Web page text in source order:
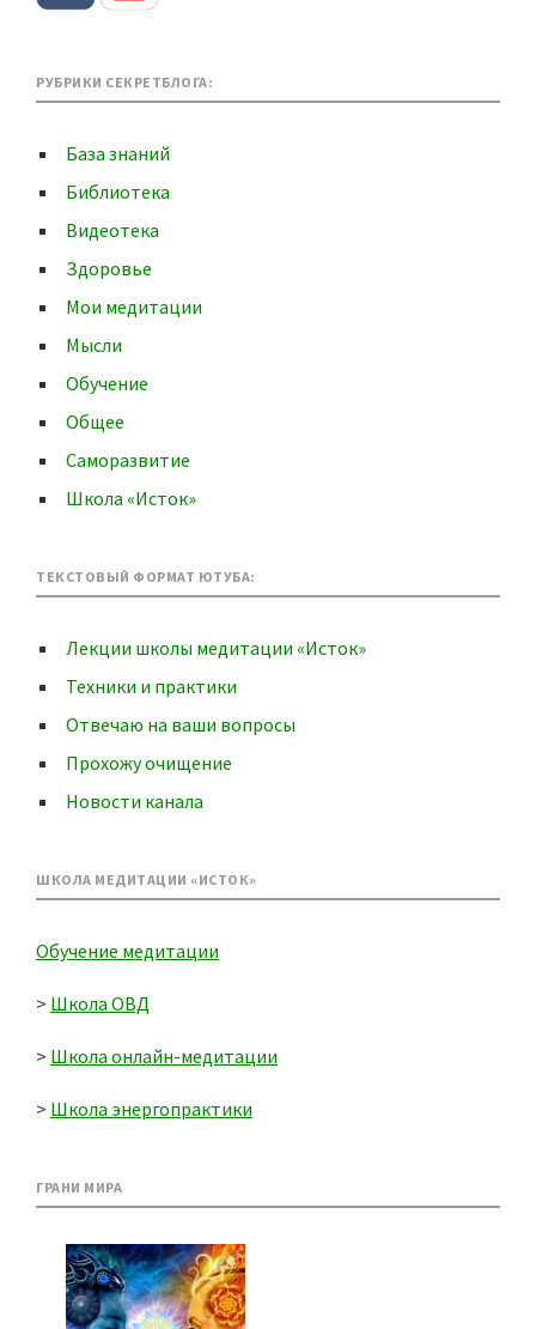
РУБРИКИ СЕКРЕТБЛОГА:
База знаний
Библиотека
Видеотека
Здоровье
Мои медитации
Мысли
Обучение
Общее
Саморазвитие
Школа «Исток»
ТЕКСТОВЫЙ ФОРМАТ ЮТУБА:
Лекции школы медитации «Исток»
Техники и практики
Отвечаю на ваши вопросы
Прохожу очищение
Новости канала
ШКОЛА МЕДИТАЦИИ «ИСТОК»
Обучение медитации
> Школа ОВД
> Школа онлайн-медитации
> Школа энергопрактики
ГРАНИ МИРА